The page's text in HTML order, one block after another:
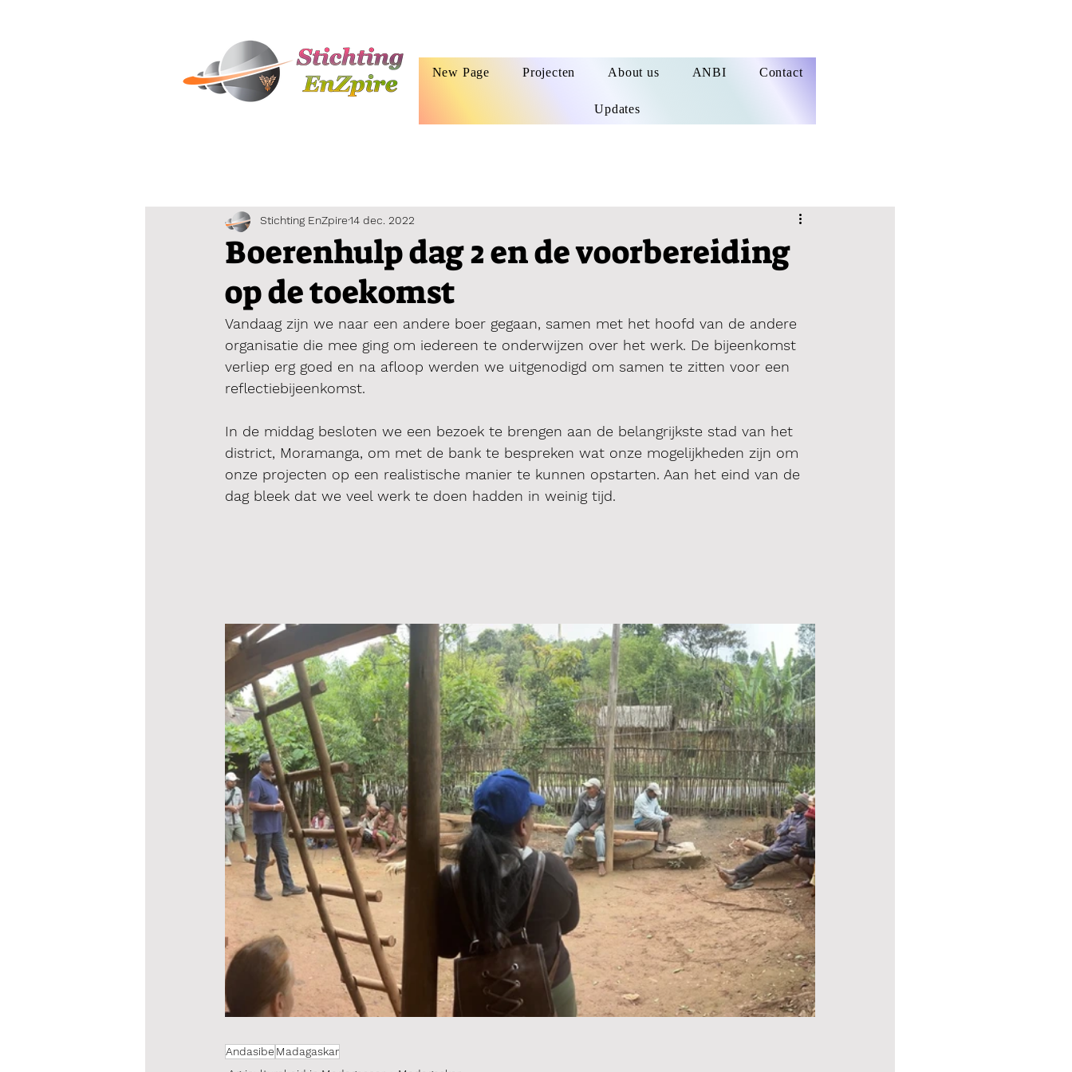
New Page Projecten About us ANBI Contact
Updates
Boerenhulp dag 2 en de voorbereiding
op de toekomst
Stichting EnZpire14 dec. 2022
Vandaag zijn we naar een andere boer gegaan, samen met het hoofd van de andere
organisatie die mee ging om iedereen te onderwijzen over het werk. De bijeenkomst
verliep erg goed en na afloop werden we uitgenodigd om samen te zitten voor een
reflectiebijeenkomst.
In de middag besloten we een bezoek te brengen aan de belangrijkste stad van het
district, Moramanga, om met de bank te bespreken wat onze mogelijkheden zijn om
onze projecten op een realistische manier te kunnen opstarten. Aan het eind van de
dag bleek dat we veel werk te doen hadden in weinig tijd.
Andasibe Madagaskar